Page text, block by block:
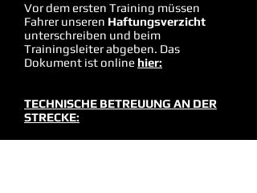
Vor dem ersten Training müssen
Fahrer unseren Haftungsverzicht
unterschreiben und beim
Trainingsleiter abgeben. Das
Dokument ist online hier:
TECHNISCHE BETREUUNG AN DER
STRECKE:
Wir haben regelmäßig Service